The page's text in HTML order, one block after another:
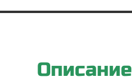
Описание